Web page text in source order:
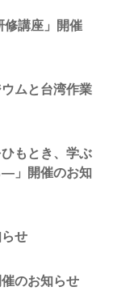
修講座」開催
ムと台湾作業
もとき、学ぶ
」開催のお知
せ
のお知らせ